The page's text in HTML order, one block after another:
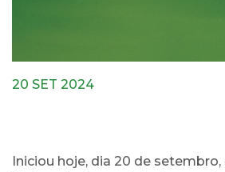
20 SET 2024
Iniciou hoje, dia 20 de